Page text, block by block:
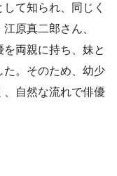
て知られ、同じく
原真二郎さん、
両親に持ち、妹と
た。そのため、幼少
、自然な流れで俳優